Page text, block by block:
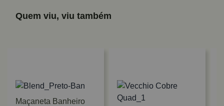
Quem viu, viu também
Maçaneta Banheiro